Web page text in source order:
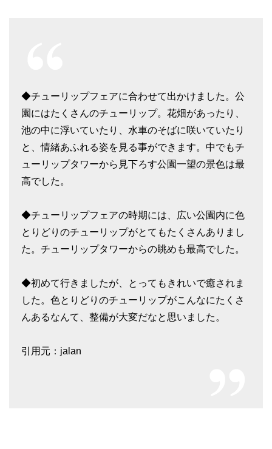
◆チューリップフェアに合わせて出かけました。公
園にはたくさんのチューリップ。花畑があったり、
池の中に浮いていたり、水車のそばに咲いていたり
と、情緒あふれる姿を見る事ができます。中でもチ
ューリップタワーから見下ろす公園一望の景色は最
高でした。
◆チューリップフェアの時期には、広い公園内に色
とりどりのチューリップがとてもたくさんありまし
た。チューリップタワーからの眺めも最高でした。
◆初めて行きましたが、とってもきれいで癒されま
した。色とりどりのチューリップがこんなにたくさ
んあるなんて、整備が大変だなと思いました。
引用元：jalan